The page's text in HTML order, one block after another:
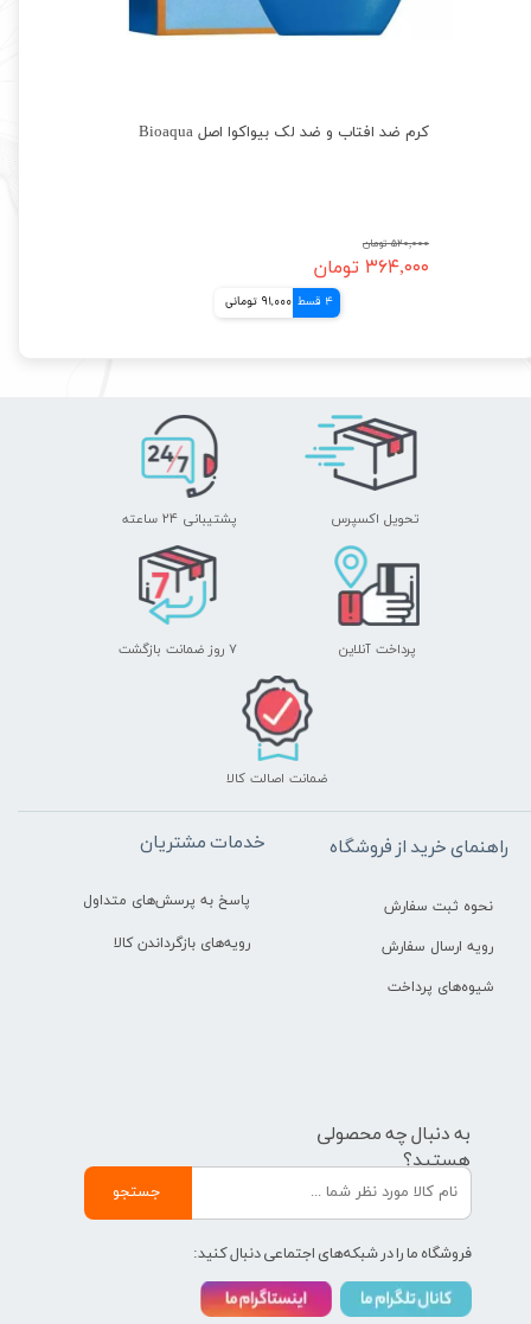
کرم ضد افتاب و ضد لک بیواکوا اصل Bioaqua
۵۲۰,۰۰۰ تومان
۳۶۴,۰۰۰ تومان
4 قسط 91,000 تومانی
تحویل اکسپرس پشتیبانی ۲۴ ساعته
پرداخت آنلاین ۷ روز ضمانت بازگشت
ضمانت اصالت کالا
راهنمای خرید از فروشگاه
نحوه ثبت سفارش
رویه ارسال سفارش
شیوه‌های پرداخت
خدمات مشتریان
پاسخ به پرسش‌های متداول
رویه‌های بازگرداندن کالا
به دنبال چه محصولی
هستید؟
جستجو
فروشگاه ما را در شبکه‌های اجتماعی دنبال کنید: